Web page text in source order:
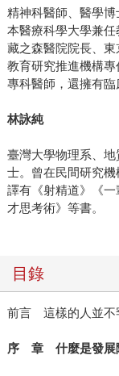
精神科醫師、醫學
本醫療科學大學兼
藏之森醫院院長、
教育研究推進機構
專科醫師，還擁有臨
林詠純
臺灣大學物理系、
士。曾在民間研究機
譯有《射精道》《
才思考術》等書。
目錄
前言 這樣的人並不
序 章 什麼是發展